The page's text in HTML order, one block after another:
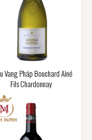
Vang Pháp Bouchard Ainé
Fils Chardonnay